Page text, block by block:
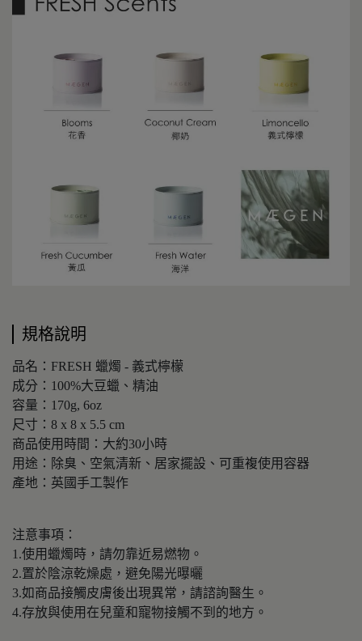
規格說明
品名：FRESH 蠟燭 - 義式檸檬
成分：100%大豆蠟、精油
容量：170g, 6oz
尺寸：8 x 8 x 5.5 cm
商品使用時間：大約30小時
用途：除臭、空氣清新、居家擺設、可重複使用容器
產地：英國手工製作
注意事項：
1.使用蠟燭時，請勿靠近易燃物。
2.置於陰涼乾燥處，避免陽光曝曬
3.如商品接觸皮膚後出現異常，請諮詢醫生。
4.存放與使用在兒童和寵物接觸不到的地方。